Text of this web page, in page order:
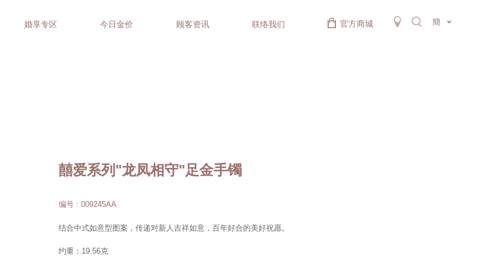
婚享专区 今日金价 顾客资讯 联络我们 官方商城 簡
囍爱系列"龙凤相守"足金手镯
编号 : 009245AA
结合中式如意型图案，传递对新人吉祥如意，百年好合的美好祝愿。
约重：19.56克